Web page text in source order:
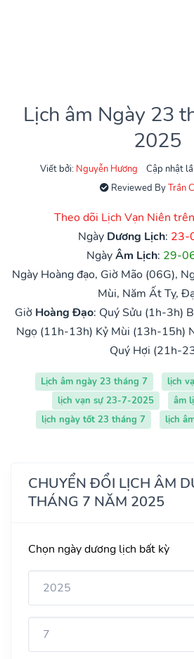
Lịch âm Ngày 23
2025
Viết bởi: Nguyễn Hương
Cập nhật
Reviewed ByTrần
Theo dõi Lịch Vạn Niên trên
Ngày Dương Lịch: 23-
NgàyÂm Lịch: 29-
Ngày Hoàng đạo, Giờ Mão (06G),
Mùi, Năm Ất Tỵ,
Giờ Hoàng Đạo: Quý Sửu (1h-3h)
Ngọ (11h-13h) Kỷ Mùi (13h-15h)
Quý Hợi (21h-
Lịch âm ngày 23 tháng 7
lịch
lịch vạn sự 23-7-2025
âm
lịch ngày tốt 23 tháng 7
lịch
CHUYỂN ĐỔI LỊCH ÂM
THÁNG 7 NĂM 2025
Chọn ngày dương lịch bất kỳ